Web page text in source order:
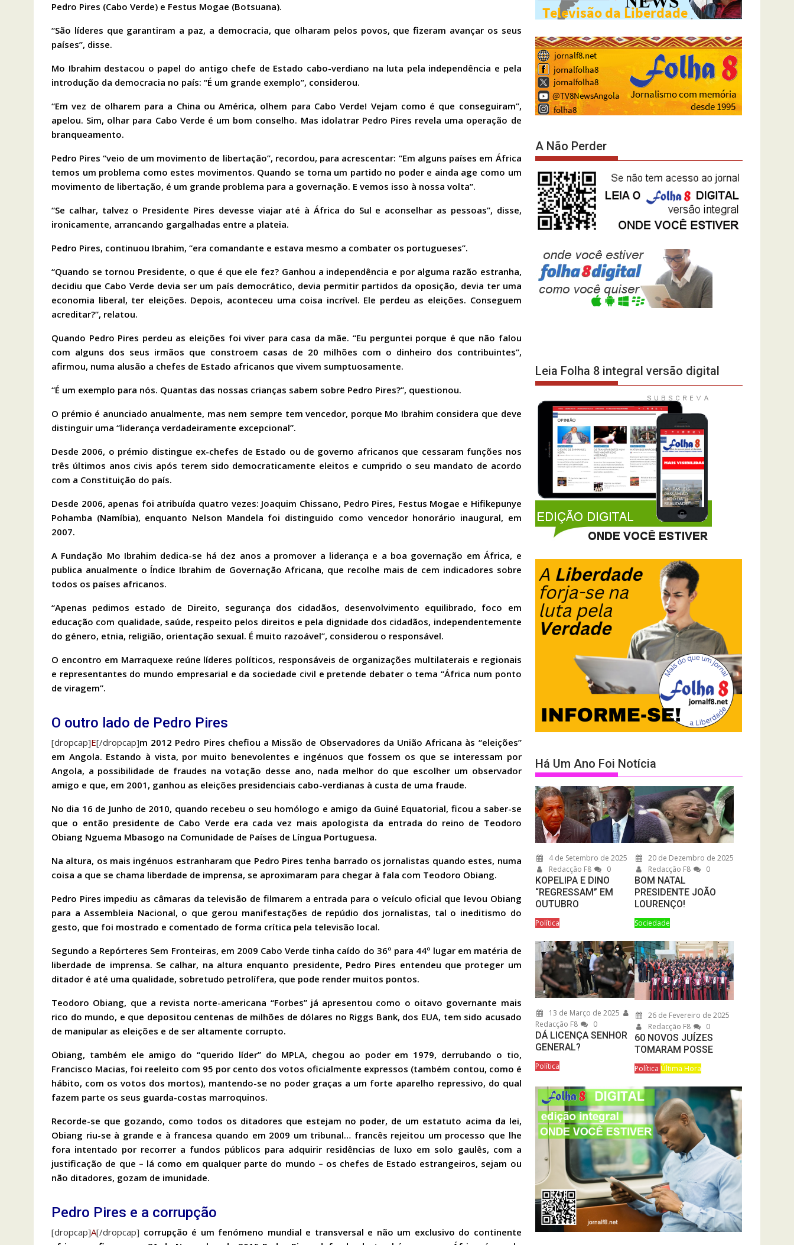
Pedro Pires (Cabo Verde) e Festus Mogae (Botsuana).
“São líderes que garantiram a paz, a democracia, que olharam pelos povos, que fizeram avançar os seus
países”, disse.
Mo Ibrahim destacou o papel do antigo chefe de Estado cabo-verdiano na luta pela independência e pela
introdução da democracia no país: “É um grande exemplo”, considerou.
“Em vez de olharem para a China ou América, olhem para Cabo Verde! Vejam como é que conseguiram”,
apelou. Sim, olhar para Cabo Verde é um bom conselho. Mas idolatrar Pedro Pires revela uma operação de
branqueamento.
Pedro Pires “veio de um movimento de libertação”, recordou, para acrescentar: “Em alguns países em África
temos um problema como estes movimentos. Quando se torna um partido no poder e ainda age como um
movimento de libertação, é um grande problema para a governação. E vemos isso à nossa volta”.
“Se calhar, talvez o Presidente Pires devesse viajar até à África do Sul e aconselhar as pessoas”, disse,
ironicamente, arrancando gargalhadas entre a plateia.
Pedro Pires, continuou Ibrahim, “era comandante e estava mesmo a combater os portugueses”.
“Quando se tornou Presidente, o que é que ele fez? Ganhou a independência e por alguma razão estranha,
decidiu que Cabo Verde devia ser um país democrático, devia permitir partidos da oposição, devia ter uma
economia liberal, ter eleições. Depois, aconteceu uma coisa incrível. Ele perdeu as eleições. Conseguem
acreditar?”, relatou.
Quando Pedro Pires perdeu as eleições foi viver para casa da mãe. “Eu perguntei porque é que não falou
com alguns dos seus irmãos que constroem casas de 20 milhões com o dinheiro dos contribuintes”,
afirmou, numa alusão a chefes de Estado africanos que vivem sumptuosamente.
“É um exemplo para nós. Quantas das nossas crianças sabem sobre Pedro Pires?”, questionou.
O prémio é anunciado anualmente, mas nem sempre tem vencedor, porque Mo Ibrahim considera que deve
distinguir uma “liderança verdadeiramente excepcional”.
Desde 2006, o prémio distingue ex-chefes de Estado ou de governo africanos que cessaram funções nos
três últimos anos civis após terem sido democraticamente eleitos e cumprido o seu mandato de acordo
com a Constituição do país.
Desde 2006, apenas foi atribuída quatro vezes: Joaquim Chissano, Pedro Pires, Festus Mogae e Hifikepunye
Pohamba (Namíbia), enquanto Nelson Mandela foi distinguido como vencedor honorário inaugural, em
2007.
A Fundação Mo Ibrahim dedica-se há dez anos a promover a liderança e a boa governação em África, e
publica anualmente o Índice Ibrahim de Governação Africana, que recolhe mais de cem indicadores sobre
todos os países africanos.
“Apenas pedimos estado de Direito, segurança dos cidadãos, desenvolvimento equilibrado, foco em
educação com qualidade, saúde, respeito pelos direitos e pela dignidade dos cidadãos, independentemente
do género, etnia, religião, orientação sexual. É muito razoável”, considerou o responsável.
O encontro em Marraquexe reúne líderes políticos, responsáveis de organizações multilaterais e regionais
e representantes do mundo empresarial e da sociedade civil e pretende debater o tema “África num ponto
de viragem”.
O outro lado de Pedro Pires
[dropcap]E[/dropcap]m 2012 Pedro Pires chefiou a Missão de Observadores da União Africana às “eleições”
em Angola. Estando à vista, por muito benevolentes e ingénuos que fossem os que se interessam por
Angola, a possibilidade de fraudes na votação desse ano, nada melhor do que escolher um observador
amigo e que, em 2001, ganhou as eleições presidenciais cabo-verdianas à custa de uma fraude.
No dia 16 de Junho de 2010, quando recebeu o seu homólogo e amigo da Guiné Equatorial, ficou a saber-se
que o então presidente de Cabo Verde era cada vez mais apologista da entrada do reino de Teodoro
Obiang Nguema Mbasogo na Comunidade de Países de Língua Portuguesa.
Na altura, os mais ingénuos estranharam que Pedro Pires tenha barrado os jornalistas quando estes, numa
coisa a que se chama liberdade de imprensa, se aproximaram para chegar à fala com Teodoro Obiang.
Pedro Pires impediu as câmaras da televisão de filmarem a entrada para o veículo oficial que levou Obiang
para a Assembleia Nacional, o que gerou manifestações de repúdio dos jornalistas, tal o ineditismo do
gesto, que foi mostrado e comentado de forma crítica pela televisão local.
Segundo a Repórteres Sem Fronteiras, em 2009 Cabo Verde tinha caído do 36º para 44º lugar em matéria de
liberdade de imprensa. Se calhar, na altura enquanto presidente, Pedro Pires entendeu que proteger um
ditador é até uma qualidade, sobretudo petrolífera, que pode render muitos pontos.
Teodoro Obiang, que a revista norte-americana “Forbes” já apresentou como o oitavo governante mais
rico do mundo, e que depositou centenas de milhões de dólares no Riggs Bank, dos EUA, tem sido acusado
de manipular as eleições e de ser altamente corrupto.
Obiang, também ele amigo do “querido líder” do MPLA, chegou ao poder em 1979, derrubando o tio,
Francisco Macias, foi reeleito com 95 por cento dos votos oficialmente expressos (também contou, como é
hábito, com os votos dos mortos), mantendo-se no poder graças a um forte aparelho repressivo, do qual
fazem parte os seus guarda-costas marroquinos.
Recorde-se que gozando, como todos os ditadores que estejam no poder, de um estatuto acima da lei,
Obiang riu-se à grande e à francesa quando em 2009 um tribunal… francês rejeitou um processo que lhe
fora intentado por recorrer a fundos públicos para adquirir residências de luxo em solo gaulês, com a
justificação de que – lá como em qualquer parte do mundo – os chefes de Estado estrangeiros, sejam ou
não ditadores, gozam de imunidade.
Pedro Pires e a corrupção
[dropcap]A[/dropcap] corrupção é um fenómeno mundial e transversal e não um exclusivo do continente
A Não Perder
Leia Folha 8 integral versão digital
Há Um Ano Foi Notícia
4 de Setembro de 2025
Redacção F8
0
KOPELIPA E DINO
“REGRESSAM” EM
OUTUBRO
Política
20 de Dezembro de 2025
Redacção F8
0
BOM NATAL
PRESIDENTE JOÃO
LOURENÇO!
Sociedade
13 de Março de 2025
Redacção F8
0
DÁ LICENÇA SENHOR
GENERAL?
Política
26 de Fevereiro de 2025
Redacção F8
0
60 NOVOS JUÍZES
TOMARAM POSSE
Política Última Hora